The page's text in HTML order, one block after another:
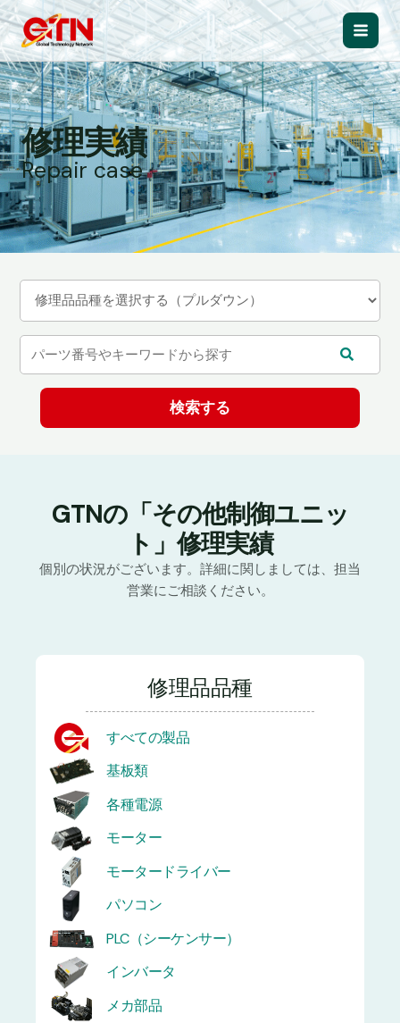
内
容
を
ス
キ
ッ
プ
Main
修理実績
Repair case
GTNの「その他制御ユニッ
ト」修理実績
個別の状況がございます。詳細に関しましては、担当
営業にご相談ください。
修理品品種
すべての製品
基板類
各種電源
モーター
モータードライバー
パソコン
PLC（シーケンサー）
インバータ
メカ部品